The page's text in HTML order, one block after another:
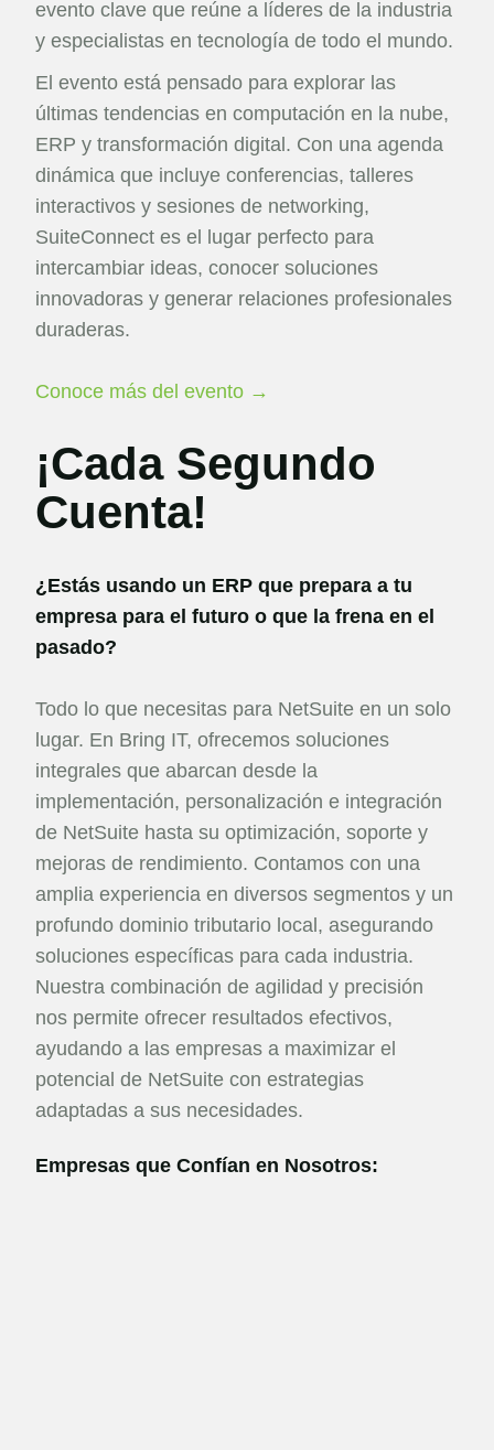
evento clave que reúne a líderes de la industria
y especialistas en tecnología de todo el mundo.
El evento está pensado para explorar las
últimas tendencias en computación en la nube,
ERP y transformación digital. Con una agenda
dinámica que incluye conferencias, talleres
interactivos y sesiones de networking,
SuiteConnect es el lugar perfecto para
intercambiar ideas, conocer soluciones
innovadoras y generar relaciones profesionales
duraderas.
Conoce más del evento →
¡Cada Segundo
Cuenta!
¿Estás usando un ERP que prepara a tu
empresa para el futuro o que la frena en el
pasado?
Todo lo que necesitas para NetSuite en un solo
lugar. En Bring IT, ofrecemos soluciones
integrales que abarcan desde la
implementación, personalización e integración
de NetSuite hasta su optimización, soporte y
mejoras de rendimiento. Contamos con una
amplia experiencia en diversos segmentos y un
profundo dominio tributario local, asegurando
soluciones específicas para cada industria.
Nuestra combinación de agilidad y precisión
nos permite ofrecer resultados efectivos,
ayudando a las empresas a maximizar el
potencial de NetSuite con estrategias
adaptadas a sus necesidades.
Empresas que Confían en Nosotros: